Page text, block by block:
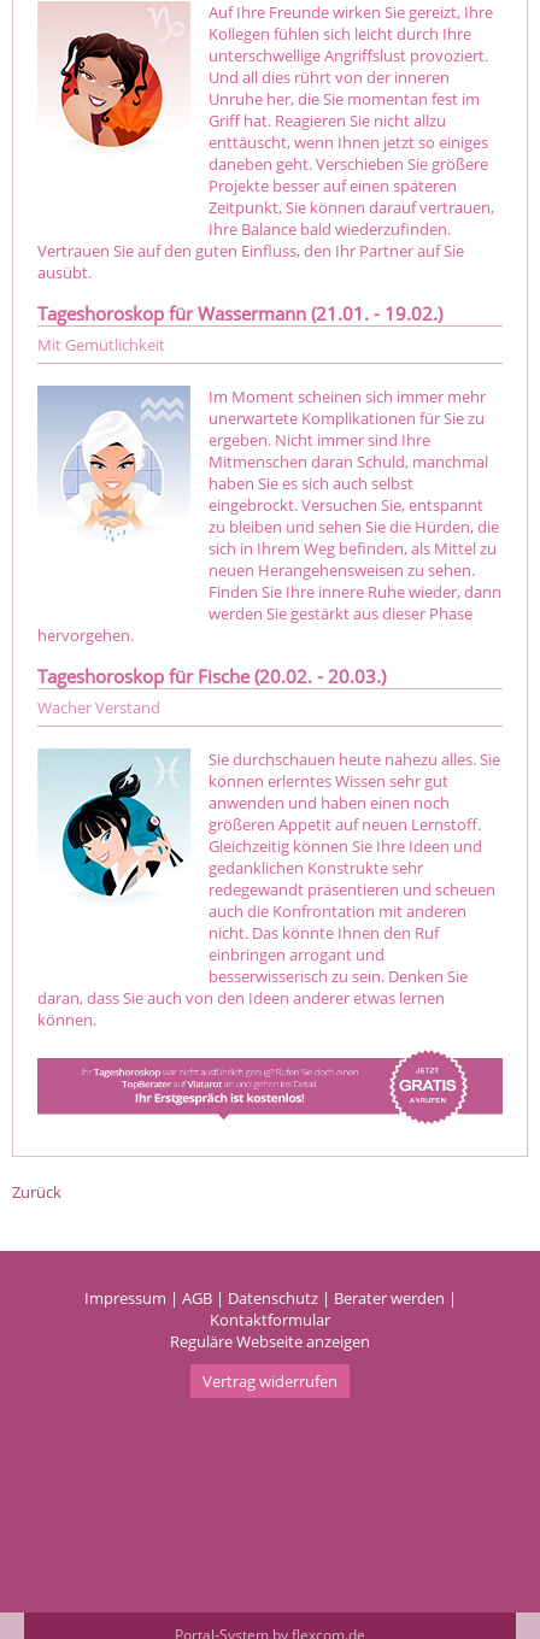
Auf Ihre Freunde wirken Sie gereizt, Ihre
Kollegen fühlen sich leicht durch Ihre
unterschwellige Angriffslust provoziert.
Und all dies rührt von der inneren
Unruhe her, die Sie momentan fest im
Griff hat. Reagieren Sie nicht allzu
enttäuscht, wenn Ihnen jetzt so einiges
daneben geht. Verschieben Sie größere
Projekte besser auf einen späteren
Zeitpunkt, Sie können darauf vertrauen,
Ihre Balance bald wiederzufinden.
Vertrauen Sie auf den guten Einfluss, den Ihr Partner auf Sie
ausübt.
Tageshoroskop für Wassermann (21.01. - 19.02.)
Mit Gemütlichkeit
Im Moment scheinen sich immer mehr
unerwartete Komplikationen für Sie zu
ergeben. Nicht immer sind Ihre
Mitmenschen daran Schuld, manchmal
haben Sie es sich auch selbst
eingebrockt. Versuchen Sie, entspannt
zu bleiben und sehen Sie die Hürden, die
sich in Ihrem Weg befinden, als Mittel zu
neuen Herangehensweisen zu sehen.
Finden Sie Ihre innere Ruhe wieder, dann
werden Sie gestärkt aus dieser Phase
hervorgehen.
Tageshoroskop für Fische (20.02. - 20.03.)
Wacher Verstand
Sie durchschauen heute nahezu alles. Sie
können erlerntes Wissen sehr gut
anwenden und haben einen noch
größeren Appetit auf neuen Lernstoff.
Gleichzeitig können Sie Ihre Ideen und
gedanklichen Konstrukte sehr
redegewandt präsentieren und scheuen
auch die Konfrontation mit anderen
nicht. Das könnte Ihnen den Ruf
einbringen arrogant und
besserwisserisch zu sein. Denken Sie
daran, dass Sie auch von den Ideen anderer etwas lernen
können.
Zurück
Impressum | AGB| Datenschutz| Berater werden |
Kontaktformular
Reguläre Webseite anzeigen
Vertrag widerrufen
Portal-System by flexcom.de